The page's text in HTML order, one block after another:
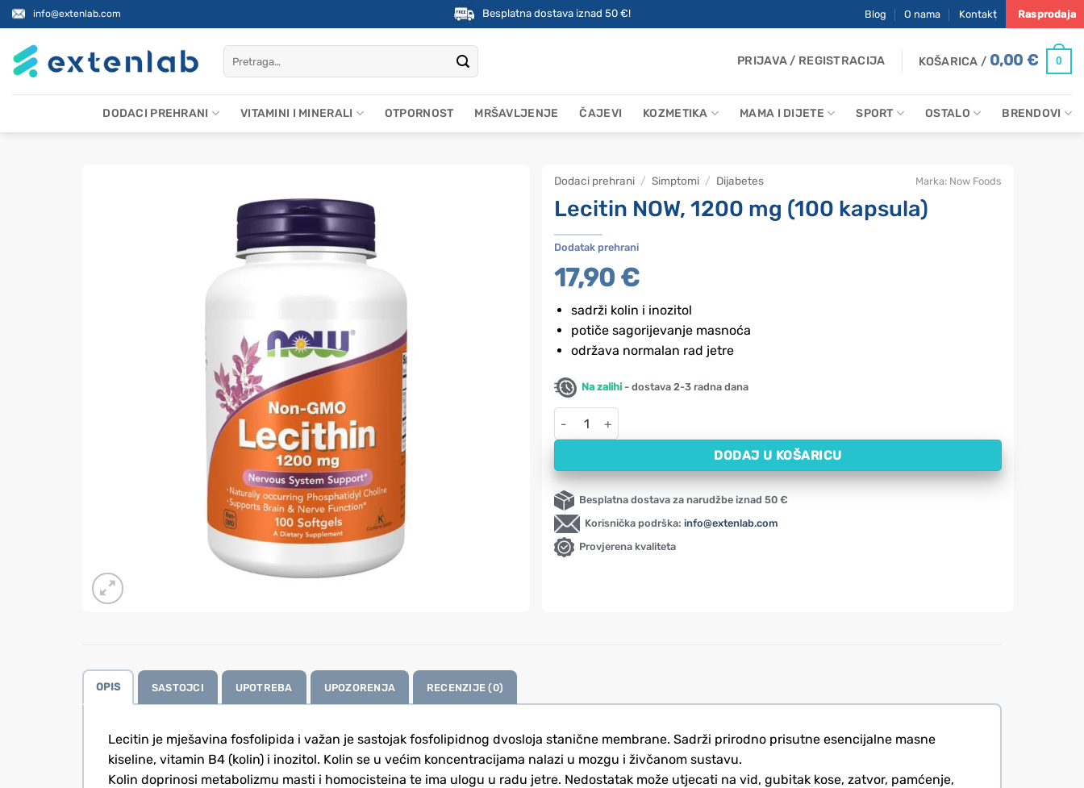
Skip
to
content
info@extenlab.com Besplatna dostava iznad 50 €! Blog O nama Kontakt Rasprodaja
PRIJAVA / REGISTRACIJA KOŠARICA / 0,00€ 0
DODACI PREHRANI VITAMINI I MINERALI OTPORNOST MRŠAVLJENJE ČAJEVI KOZMETIKA MAMA I DIJETE SPORT OSTALO BRENDOVI
Dodaci prehrani / Simptomi / Dijabetes
Lecitin NOW, 1200 mg (100 kapsula)
Dodatak prehrani
17,90 €
sadrži kolin i inozitol
potiče sagorijevanje masnoća
održava normalan rad jetre
Na zalihi - dostava 2-3 radna dana
Lecitin NOW, 1200 mg (100 kapsula) količina
DODAJ U KOŠARICU
Besplatna dostava za narudžbe iznad 50 €
Korisnička podrška: info@extenlab.com
Provjerena kvaliteta
Marka: Now Foods
OPIS SASTOJCI UPOTREBA UPOZORENJA RECENZIJE (0)
Lecitin je mješavina fosfolipida i važan je sastojak fosfolipidnog dvosloja stanične membrane. Sadrži prirodno prisutne esencijalne masne
kiseline, vitamin B4 (kolin) i inozitol. Kolin se u većim koncentracijama nalazi u mozgu i živčanom sustavu.
Kolin doprinosi metabolizmu masti i homocisteina te ima ulogu u radu jetre. Nedostatak može utjecati na vid, gubitak kose, zatvor, pamćenje,